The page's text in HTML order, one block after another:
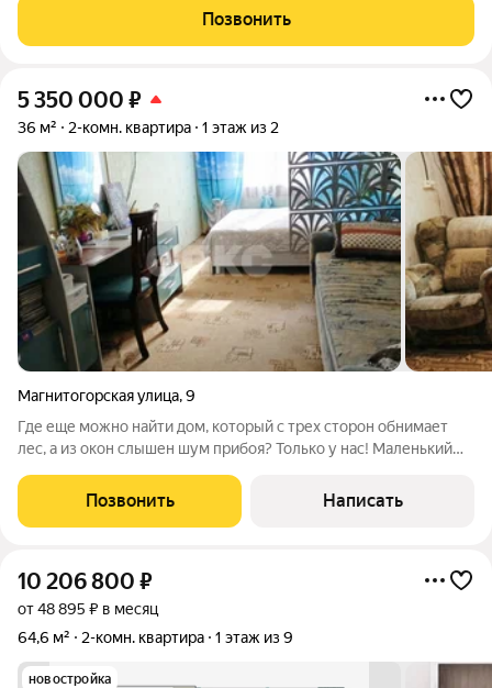
Позвонить
5 350 000 ₽
36 м² 2-комн. квартира 1 этаж из 2
Магнитогорская улица,9
Где еще можно найти дом, который с трех сторон обнимает
лес, а из окон слышен шум прибоя? Только у нас! Маленький
Для кого это место: Для тех, кто мечтает просыпаться под
пение птиц и
Позвонить Написать
10 206 800 ₽
от 48 895 ₽ в месяц
64,6 м²
2-комн. квартира 1 этаж из 9
новостройка